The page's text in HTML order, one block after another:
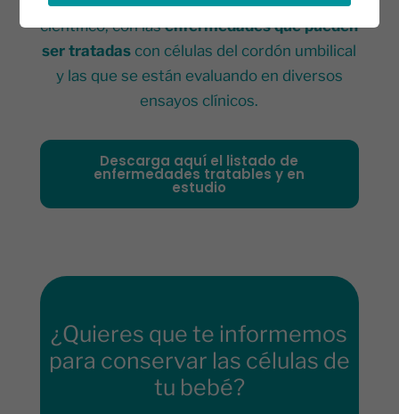
científico, con lasenfermedades que pueden
ser tratadas con células del cordón umbilical
y las que se están evaluando en diversos
ensayos clínicos.
Descarga aquí el listado de
enfermedades tratables y en
estudio
¿Quieres que te informemos
para conservar las células de
tu bebé?